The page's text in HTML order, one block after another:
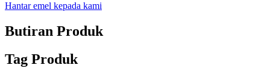
Hantar emel kepada kami
Butiran Produk
Tag Produk